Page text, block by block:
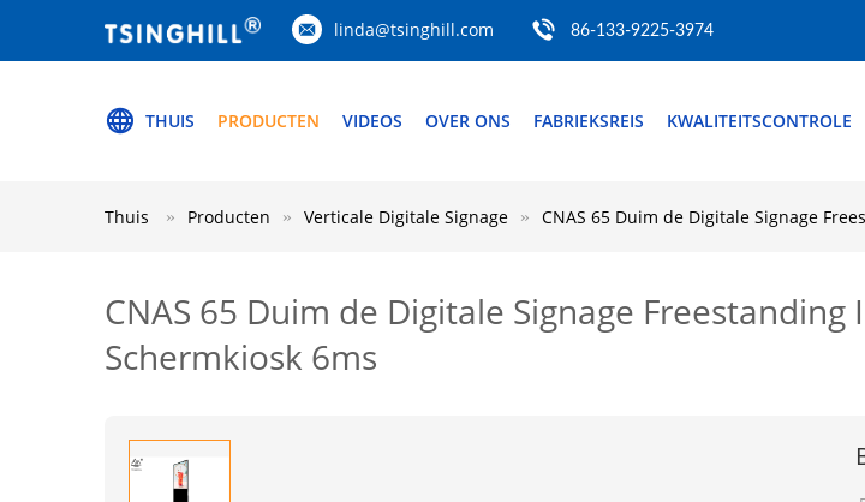
linda@tsinghill.com 86-133-9225-3974
THUIS PRODUCTEN VIDEOS OVER ONS FABRIEKSREIS KWALITEITSCONTROLE
Thuis Producten Verticale Digitale Signage CNAS 65 Duim de Digitale Signage
CNAS 65 Duim de Digitale Signage
Schermkiosk 6ms